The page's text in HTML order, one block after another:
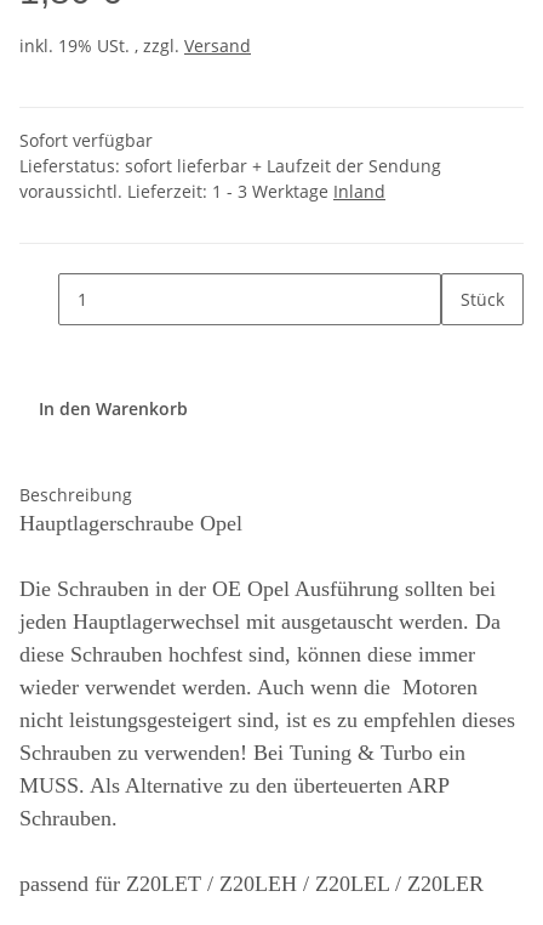
inkl. 19% USt. , zzgl. Versand
Sofort verfügbar
Lieferstatus: sofort lieferbar + Laufzeit der Sendung
voraussichtl. Lieferzeit: 1 - 3 Werktage Inland
Stück
In den Warenkorb
Beschreibung
Hauptlagerschraube Opel
Die Schrauben in der OE Opel Ausführung sollten bei
jeden Hauptlagerwechsel mit ausgetauscht werden. Da
diese Schrauben hochfest sind, können diese immer
wieder verwendet werden. Auch wenn die Motoren
nicht leistungsgesteigert sind, ist es zu empfehlen dieses
Schrauben zu verwenden! Bei Tuning & Turbo ein
MUSS. Als Alternative zu den überteuerten ARP
Schrauben.
passend für Z20LET / Z20LEH / Z20LEL / Z20LER